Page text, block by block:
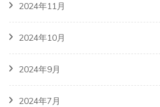
2024年11月
2024年10月
2024年9月
2024年7月